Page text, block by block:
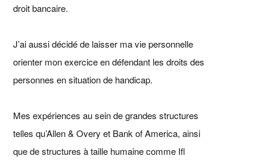
droit bancaire.
J’ai aussi décidé de laisser ma vie personnelle
orienter mon exercice en défendant les droits des
personnes en situation de handicap.
Mes expériences au sein de grandes structures
telles qu’Allen & Overy et Bank of America, ainsi
que de structures à taille humaine comme Ifl